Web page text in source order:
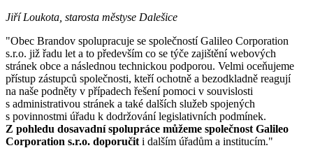
Jiří Loukota, starosta městyse Dalešice
"Obec Brandov spolupracuje se společností Galileo Corporation
s.r.o. již řadu let a to především co se týče zajištění webových
stránek obce a následnou technickou podporou. Velmi oceňujeme
přístup zástupců společnosti, kteří ochotně a bezodkladně reagují
na naše podněty v případech řešení pomoci v souvislosti
s administrativou stránek a také dalších služeb spojených
s povinnostmi úřadu k dodržování legislativních podmínek.
Z pohledu dosavadní spolupráce můžeme společnost Galileo
Corporation s.r.o. doporučit i dalším úřadům a institucím."